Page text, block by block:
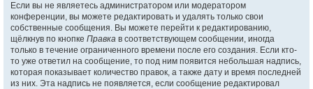
Если вы не являетесь администратором или модератором
конференции, вы можете редактировать и удалять только свои
собственные сообщения. Вы можете перейти к редактированию,
щёлкнув по кнопке Правка в соответствующем сообщении, иногда
только в течение ограниченного времени после его создания. Если кто-
то уже ответил на сообщение, то под ним появится небольшая надпись,
которая показывает количество правок, а также дату и время последней
из них. Эта надпись не появляется, если сообщение редактировал